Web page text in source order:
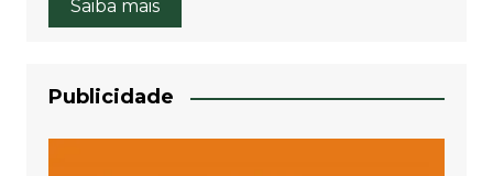
Saiba mais
Publicidade